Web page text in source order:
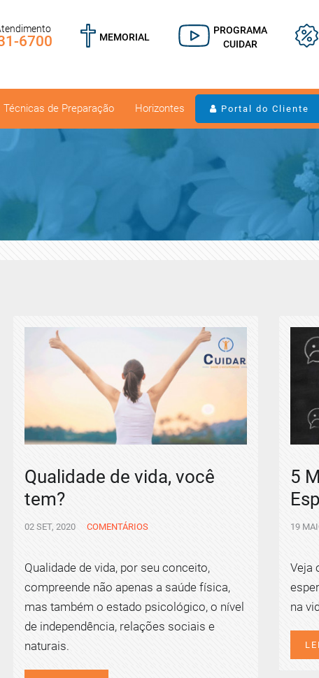
6700 MEMORIAL
PROGRAMA
CUIDAR
Técnicas de Preparação Horizontes Portal do Cliente
Qualidade de vida, você
tem?
02 SET, 2020 COMENTÁRIOS
Qualidade de vida, por seu conceito,
compreende não apenas a saúde física,
mas também o estado psicológico, o nível
de independência, relações sociais e
naturais.
5
19
Veja
na